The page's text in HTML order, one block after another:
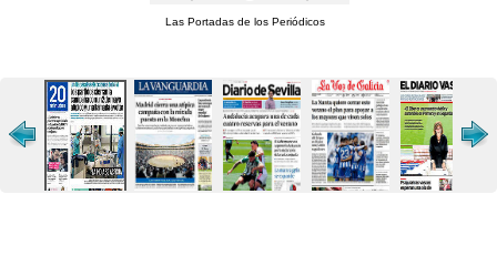
Las Portadas de los Periódicos